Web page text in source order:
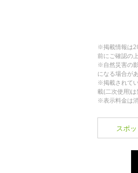
※掲載情報は
前にご確認の
※自然災害の
になる場合が
※掲載されて
載(二次使用)は
※表示料金は
スポ